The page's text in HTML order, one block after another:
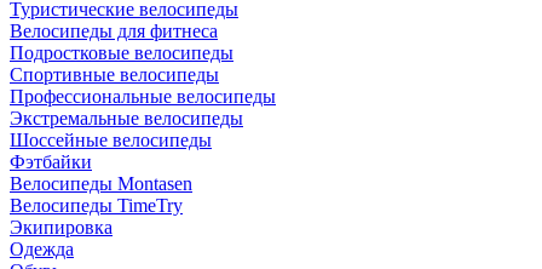
Туристические велосипеды
Велосипеды для фитнеса
Подростковые велосипеды
Спортивные велосипеды
Профессиональные велосипеды
Экстремальные велосипеды
Шоссейные велосипеды
Фэтбайки
Велосипеды Montasen
Велосипеды TimeTry
Экипировка
Одежда